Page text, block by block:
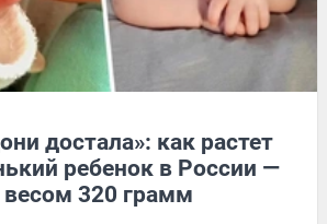
достала»: как растет
ребенок в России —
весом 320 грамм